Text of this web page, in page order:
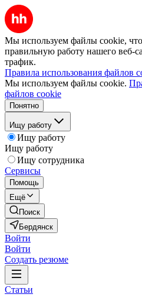
Мы используем файлы cookie,
правильную работу нашего веб-
трафик.
Правила использования файлов
Мы используем файлы cookie.
файлов cookie
Понятно
Ищу работу
Ищу работу
Ищу работу
Ищу сотрудника
Сервисы
Помощь
Ещё
Поиск
Бердянск
Войти
Войти
Создать резюме
Статьи